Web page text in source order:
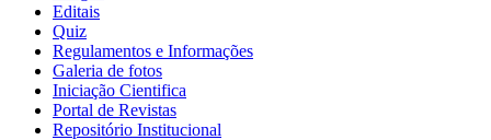
Editais
Quiz
Regulamentos e Informações
Galeria de fotos
Iniciação Cientifica
Portal de Revistas
Repositório Institucional